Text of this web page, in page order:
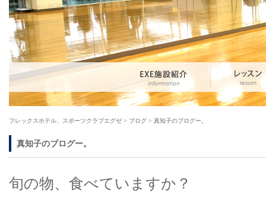
フレックスホテル、スポーツクラブエグゼ > ブログ > 真知子のブログー。
真知子のブログー。
旬の物、食べていますか？